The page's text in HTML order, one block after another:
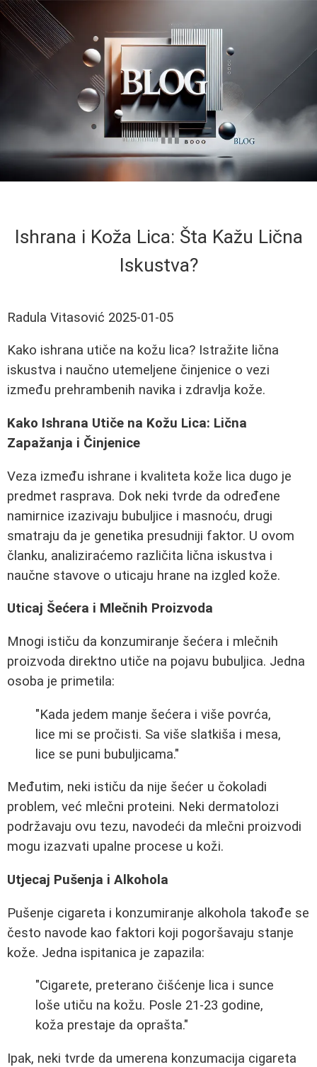
Ishrana i Koža Lica: Šta Kažu Lična
Iskustva?
Radula Vitasović 2025-01-05
Kako ishrana utiče na kožu lica? Istražite lična
iskustva i naučno utemeljene činjenice o vezi
između prehrambenih navika i zdravlja kože.
Kako Ishrana Utiče na Kožu Lica: Lična
Zapažanja i Činjenice
Veza između ishrane i kvaliteta kože lica dugo je
predmet rasprava. Dok neki tvrde da određene
namirnice izazivaju bubuljice i masnoću, drugi
smatraju da je genetika presudniji faktor. U ovom
članku, analiziraćemo različita lična iskustva i
naučne stavove o uticaju hrane na izgled kože.
Uticaj Šećera i Mlečnih Proizvoda
Mnogi ističu da konzumiranje šećera i mlečnih
proizvoda direktno utiče na pojavu bubuljica. Jedna
osoba je primetila:
"Kada jedem manje šećera i više povrća,
lice mi se pročisti. Sa više slatkiša i mesa,
lice se puni bubuljicama."
Međutim, neki ističu da nije šećer u čokoladi
problem, već mlečni proteini. Neki dermatolozi
podržavaju ovu tezu, navodeći da mlečni proizvodi
mogu izazvati upalne procese u koži.
Utjecaj Pušenja i Alkohola
Pušenje cigareta i konzumiranje alkohola takođe se
često navode kao faktori koji pogoršavaju stanje
kože. Jedna ispitanica je zapazila:
"Cigarete, preterano čišćenje lica i sunce
loše utiču na kožu. Posle 21-23 godine,
koža prestaje da oprašta."
Ipak, neki tvrde da umerena konzumacija cigareta